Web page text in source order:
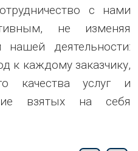
с нами
не изменяя
деятельности:
к каждому заказчику,
качества услуг и
взятых на себя